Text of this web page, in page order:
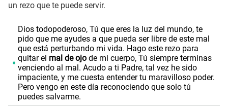
un rezo que te puede servir.
Dios todopoderoso, Tú que eres la luz del mundo, te
pido que me ayudes a que pueda ser libre de este mal
que está perturbando mi vida. Hago este rezo para
quitar el mal de ojode mi cuerpo, Tú siempre terminas
venciendo al mal. Acudo a ti Padre, tal vez he sido
impaciente, y me cuesta entender tu maravilloso poder.
Pero vengo en este día reconociendo que solo tú
puedes salvarme.